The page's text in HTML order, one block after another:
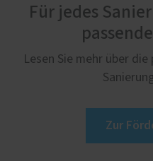
Für jedes
Lesen Sie mehr über
Zur